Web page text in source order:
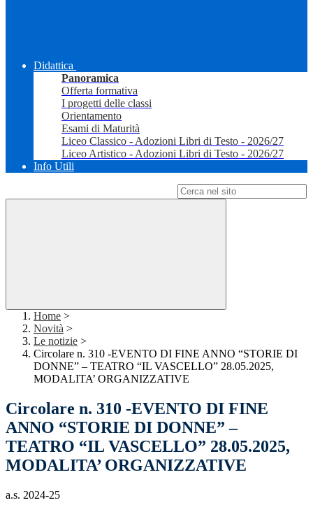
Didattica
Panoramica
Offerta formativa
I progetti delle classi
Orientamento
Esami di Maturità
Liceo Classico - Adozioni Libri di Testo - 2026/27
Liceo Artistico - Adozioni Libri di Testo - 2026/27
Info Utili
Home >
Novità >
Le notizie >
Circolare n. 310 -EVENTO DI FINE ANNO “STORIE DI
DONNE” – TEATRO “IL VASCELLO” 28.05.2025,
MODALITA’ ORGANIZZATIVE
Circolare n. 310 -EVENTO DI FINE
ANNO “STORIE DI DONNE” –
TEATRO “IL VASCELLO” 28.05.2025,
MODALITA’ ORGANIZZATIVE
a.s. 2024-25